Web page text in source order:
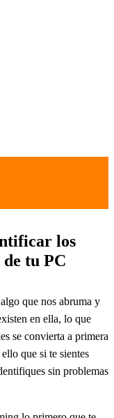
los
de tu PC
que nos abruma y
en ella, lo que
se convierta a primera
que si te sientes
sin problemas